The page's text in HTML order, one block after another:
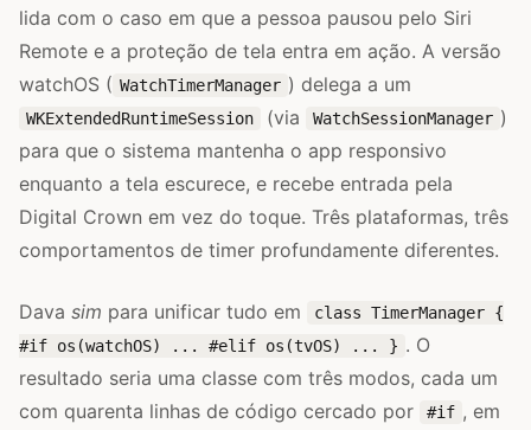
lida com o caso em que a pessoa pausou pelo Siri
Remote e a proteção de tela entra em ação. A versão
watchOS ( WatchTimerManager ) delega a um
WKExtendedRuntimeSession (via WatchSessionManager )
para que o sistema mantenha o app responsivo
enquanto a tela escurece, e recebe entrada pela
Digital Crown em vez do toque. Três plataformas, três
comportamentos de timer profundamente diferentes.
Dava sim para unificar tudo em
class TimerManager {
#if os(watchOS) ... #elif os(tvOS) ... } . O
resultado seria uma classe com três modos, cada um
com quarenta linhas de código cercado por
#if , em